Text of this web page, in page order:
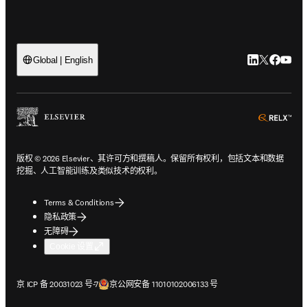
Global | English LinkedIn 在
Twitter 在
版权 © 2026 Elsevier、其许可方和撰稿人。保留所有权利，包括文本和数据
挖掘、人工智能训练及类似技术的权利。
Terms & Conditions
隐私政策
无障碍
京 ICP 备 20031023 号-7
在新的选项卡/窗口中打开京公网安备 11010102006133 号
在新的选项卡/窗口中打开